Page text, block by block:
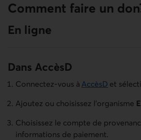
Comment faire un
En ligne
Dans AccèsD
Connectez-vous à AccèsD et
Ajoutez ou choisissez l'organisme
Choisissez le compte de
informations de paiement.